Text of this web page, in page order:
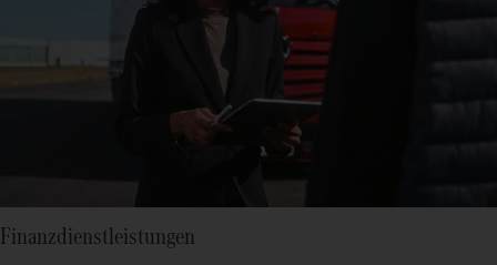
Finanzdienstleistungen